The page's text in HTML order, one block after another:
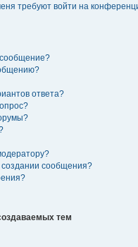
требуют войти на
сообщение?
ответа?
создании сообщения?
тем